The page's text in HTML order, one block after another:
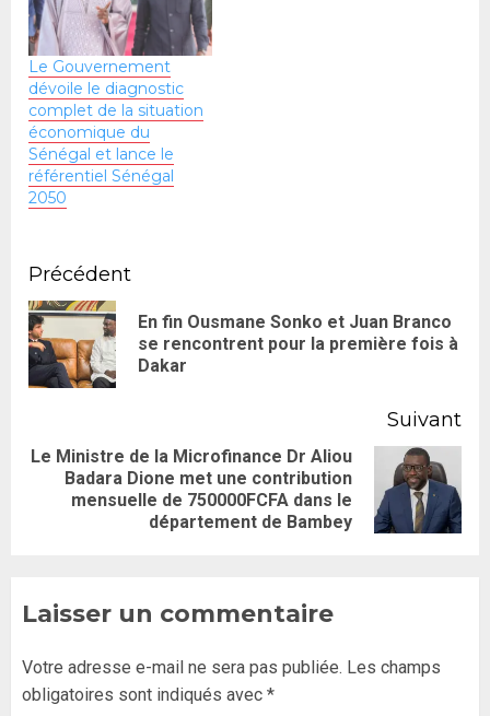
Le Gouvernement
dévoile le diagnostic
complet de la situation
économique du
Sénégal et lance le
référentiel Sénégal
2050
Précédent
En fin Ousmane Sonko et Juan Branco
se rencontrent pour la première fois à
Dakar
Suivant
Le Ministre de la Microfinance Dr Aliou
Badara Dione met une contribution
mensuelle de 750000FCFA dans le
département de Bambey
Laisser un commentaire
Votre adresse e-mail ne sera pas publiée. Les champs
obligatoires sont indiqués avec *